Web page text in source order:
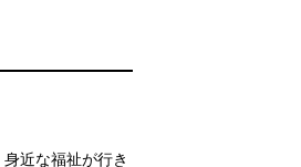
近な福祉が行き